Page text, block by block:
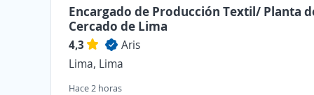
Encargado de Producción Textil/ Planta
Cercado de Lima
4,3
Aris
Lima, Lima
Hace 2 horas